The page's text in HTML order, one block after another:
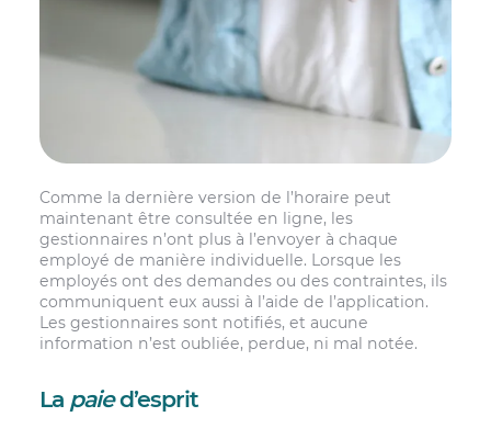
Comme la dernière version de l’horaire peut
maintenant être consultée en ligne, les
gestionnaires n’ont plus à l’envoyer à chaque
employé de manière individuelle. Lorsque les
employés ont des demandes ou des contraintes, ils
communiquent eux aussi à l’aide de l’application.
Les gestionnaires sont notifiés, et aucune
information n’est oubliée, perdue, ni mal notée.
La paied’esprit